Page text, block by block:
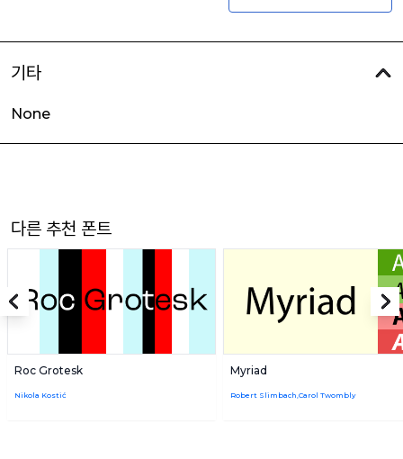
기타
None
다른 추천 폰트
Roc Grotesk
Nikola Kostić
Myriad
Robert Slimbach,Carol Twombly